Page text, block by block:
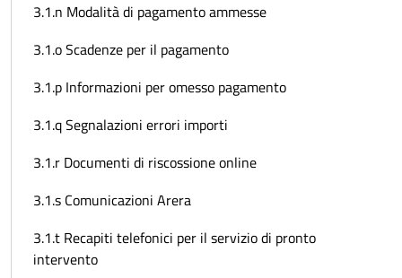
3.1.n Modalità di pagamento ammesse
3.1.o Scadenze per il pagamento
3.1.p Informazioni per omesso pagamento
3.1.q Segnalazioni errori importi
3.1.r Documenti di riscossione online
3.1.s Comunicazioni Arera
3.1.t Recapiti telefonici per il servizio di pronto
intervento